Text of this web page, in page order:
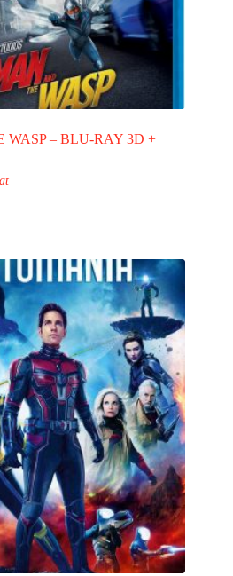
– BLU-RAY 3D +